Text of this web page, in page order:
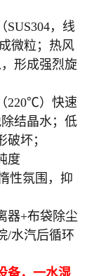
SUS304，线
微粒；热风
形成强烈旋
220℃）快速
结晶水；低
坏；
度
性氛围，抑
器+布袋除尘
/水汽后循环
备，一水湿